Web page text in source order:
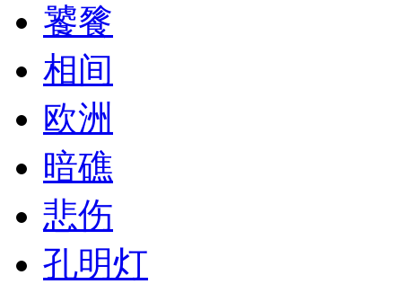
饕餮
相间
欧洲
暗礁
悲伤
孔明灯